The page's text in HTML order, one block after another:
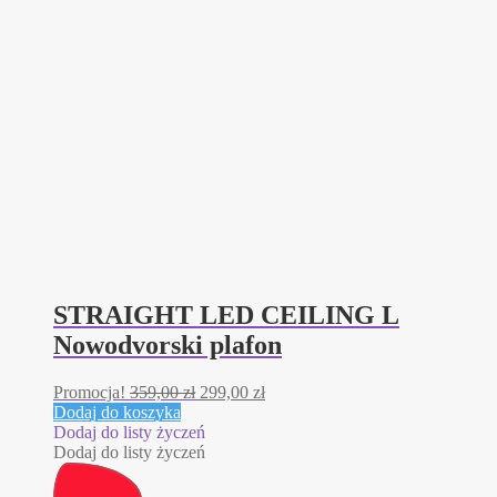
STRAIGHT LED CEILING L
Nowodvorski plafon
Promocja! 359,00zł Pierwotna
wynosiła:
359,00 zł.
299,00 złAktualna
Dodaj do koszyka
Dodaj do listy życzeń
Dodaj do listy życzeń